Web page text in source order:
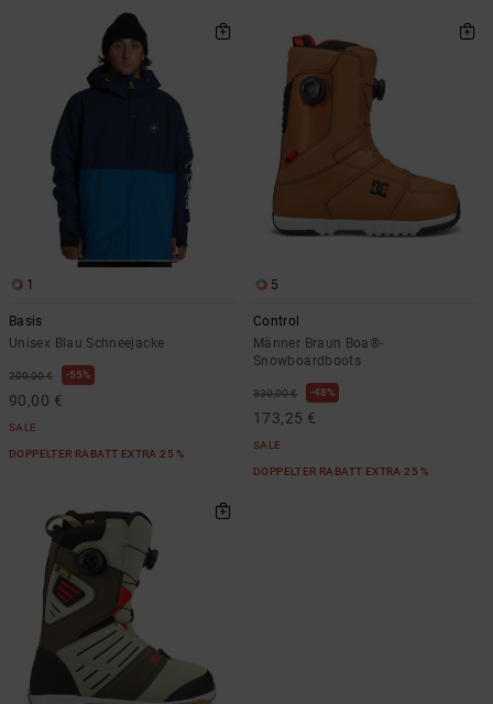
1
Basis
Unisex Blau Schneejacke
200,00 € 55%
90,00 €
SALE
DOPPELTER RABATT EXTRA 25 %
5
Control
Männer Braun Boa®-
Snowboardboots
330,00 € 48%
173,25 €
SALE
DOPPELTER RABATT EXTRA 25 %